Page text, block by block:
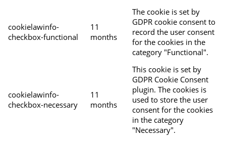
cookielawinfo-
checkbox-functional
11
months
The cookie is set by
GDPR cookie consent to
record the user consent
for the cookies in the
category "Functional".
cookielawinfo-
checkbox-necessary
11
months
This cookie is set by
GDPR Cookie Consent
plugin. The cookies is
used to store the user
consent for the cookies
in the category
"Necessary".